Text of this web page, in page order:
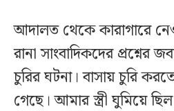
আদালত থেকে কারাগারে
রানা সাংবাদিকদের প্রশ্নের
চুরির ঘটনা। বাসায় চুরি
গেছে। আমার স্ত্রী ঘুমিয়ে